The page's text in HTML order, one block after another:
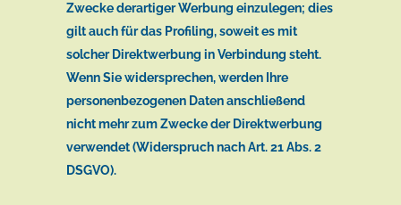
Zwecke derartiger Werbung einzulegen; dies
gilt auch für das Profiling, soweit es mit
solcher Direktwerbung in Verbindung steht.
Wenn Sie widersprechen, werden Ihre
personenbezogenen Daten anschließend
nicht mehr zum Zwecke der Direktwerbung
verwendet (Widerspruch nach Art. 21 Abs. 2
DSGVO).